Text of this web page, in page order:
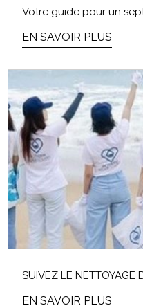
Votre guide pour un
EN SAVOIR PLUS
SUIVEZ LE NETTOYAGE
EN SAVOIR PLUS